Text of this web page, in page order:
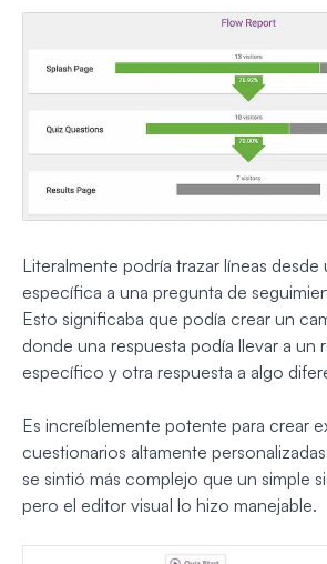
Literalmente podría trazar líneas desde
específica a una pregunta de
Esto significaba que podía crear un
donde una respuesta podía llevar a un
específico y otra respuesta a algo
Es increíblemente potente para crear
cuestionarios altamente
se sintió más complejo que un simple
pero el editor visual lo hizo manejable.